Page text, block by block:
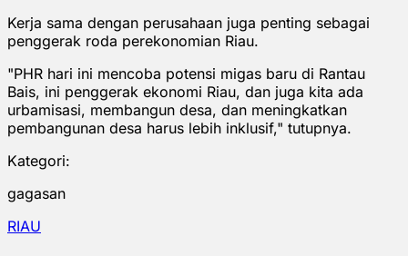
Kerja sama dengan perusahaan juga penting sebagai
penggerak roda perekonomian Riau.
"PHR hari ini mencoba potensi migas baru di Rantau
Bais, ini penggerak ekonomi Riau, dan juga kita ada
urbamisasi, membangun desa, dan meningkatkan
pembangunan desa harus lebih inklusif," tutupnya.
Kategori:
gagasan
RIAU